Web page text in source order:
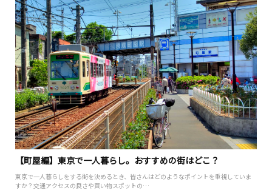
【町屋編】東京で一人暮らし。おすすめの街はどこ？
東京で一人暮らしをする街を決めるとき、皆さんはどのようなポイントを重視していま
すか？交通アクセスの良さや買い物スポットの…